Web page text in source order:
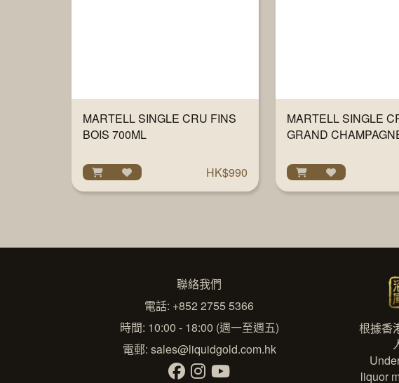
MARTELL SINGLE CRU FINS
BOIS 700ML
HK$990
MARTELL SINGLE
GRAND
根據香
liquor
聯絡我們
電話: +852 2755 5366
時間: 10:00 - 18:00 (週一至週五)
電郵: sales@liquidgold.com.hk